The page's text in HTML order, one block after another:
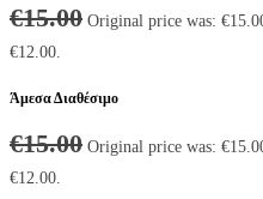
€15.00 Original price was:
€12.00.
Άμεσα Διαθέσιμο
€15.00 Original price was:
€12.00.